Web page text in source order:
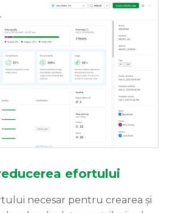
efortului
necesar pentru crearea și